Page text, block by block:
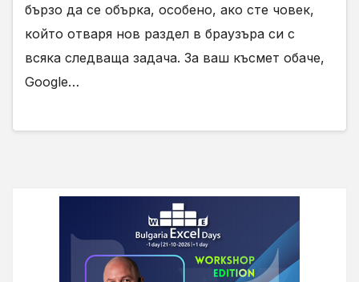
бързо да се обърка, особено, ако сте човек,
който отваря нов раздел в браузъра си с
всяка следваща задача. За ваш късмет обаче,
Google…